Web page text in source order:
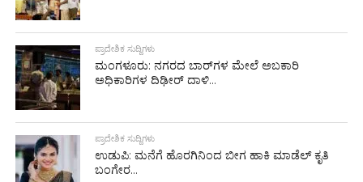
ಪ್ರಾದೇಶಿಕ ಸುದ್ದಿಗಳು
ಮಂಗಳೂರು: ನಗರದ ಬಾರ್‌ಗಳ ಮೇಲೆ ಅಬಕಾರಿ
ಅಧಿಕಾರಿಗಳ ದಿಢೀರ್ ದಾಳಿ...
ಪ್ರಾದೇಶಿಕ ಸುದ್ದಿಗಳು
ಉಡುಪಿ: ಮನೆಗೆ ಹೊರಗಿನಿಂದ ಬೀಗ ಹಾಕಿ ಮಾಡೆಲ್ ಕೃತಿ
ಬಂಗೇರ...